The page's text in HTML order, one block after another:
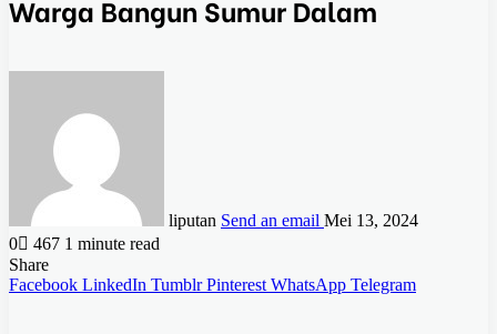
Warga Bangun Sumur Dalam
liputan Send an email Mei 13, 2024
0
467 1 minute read
Share
Facebook LinkedIn Tumblr Pinterest WhatsApp Telegram